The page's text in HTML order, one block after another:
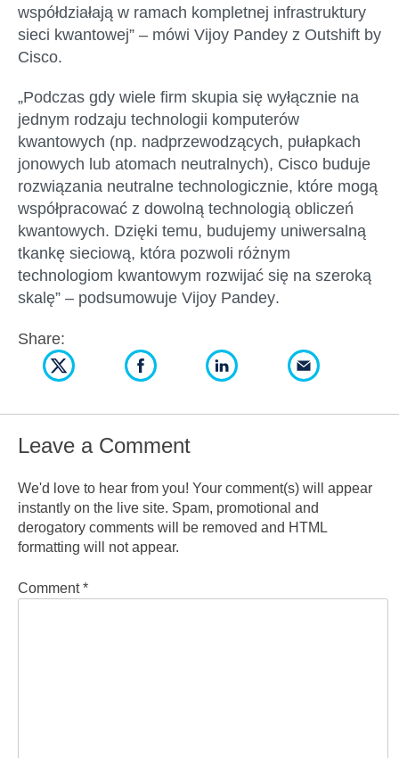
współdziałają w ramach kompletnej infrastruktury
sieci kwantowej” – mówi Vijoy Pandey z Outshift by
Cisco.
„Podczas gdy wiele firm skupia się wyłącznie na
jednym rodzaju technologii komputerów
kwantowych (np. nadprzewodzących, pułapkach
jonowych lub atomach neutralnych), Cisco buduje
rozwiązania neutralne technologicznie, które mogą
współpracować z dowolną technologią obliczeń
kwantowych. Dzięki temu, budujemy uniwersalną
tkankę sieciową, która pozwoli różnym
technologiom kwantowym rozwijać się na szeroką
skalę” – podsumowuje Vijoy Pandey.
Share:
Leave a Comment
We'd love to hear from you! Your comment(s) will appear
instantly on the live site. Spam, promotional and
derogatory comments will be removed and HTML
formatting will not appear.
Comment*